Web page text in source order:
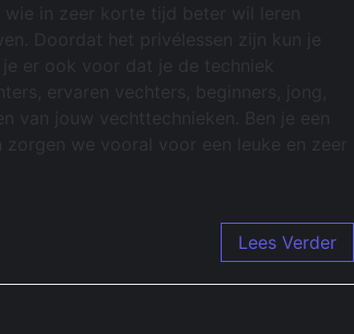
in zeer korte tijd beter wil leren
Doordat het privélessen zijn kun je
er ook voor dat je de techniek
ervaren vechters, beginners, jong,
jouw vechttechnieken. Ben je een
we vooral voor een leuke en zeer
Lees Verder